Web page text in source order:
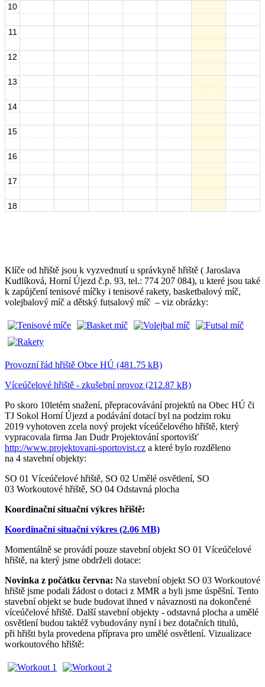
Klíče od hřiště jsou k vyzvednutí u správkyně hřiště ( Jaroslava
Kudlíková, Horní Újezd č.p. 93, tel.: 774 207 084), u které jsou také
k zapůjčení tenisové míčky i tenisové rakety, basketbalový míč,
volejbalový míč a dětský futsalový míč – viz obrázky:
Provozní řád hřiště Obce HÚ (481.75 kB)
Víceúčelové hřiště - zkušební provoz (212.87 kB)
Po skoro 10letém snažení, přepracovávání projektů na Obec HÚ či
TJ Sokol Horní Újezd a podávání dotací byl na podzim roku
2019 vyhotoven zcela nový projekt víceúčelového hřiště, který
vypracovala firma Jan Dudr Projektování sportovišť
http://www.projektovani-sportovist.cz a které bylo rozděleno
na 4 stavební objekty:
SO 01 Víceúčelové hřiště, SO 02 Umělé osvětlení, SO
03 Workoutové hřiště, SO 04 Odstavná plocha
Koordinační situační výkres hřiště:
Koordinační situační výkres (2.06 MB)
Momentálně se provádí pouze stavební objekt SO 01 Víceúčelové
hřiště, na který jsme obdrželi dotace:
Novinka z počátku června: Na stavební objekt SO 03 Workoutové
hřiště jsme podali žádost o dotaci z MMR a byli jsme úspěšní. Tento
stavební objekt se bude budovat ihned v návaznosti na dokončené
víceúčelové hřiště. Další stavební objekty - odstavná plocha a umělé
osvětlení budou taktéž vybudovány nyní i bez dotačních titulů,
při hřišti byla provedena příprava pro umělé osvětlení. Vizualizace
workoutového hřiště: